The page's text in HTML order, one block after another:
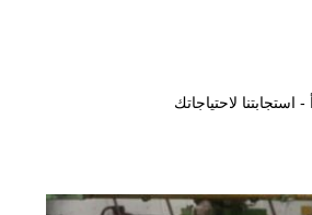
لاحتياجاتك